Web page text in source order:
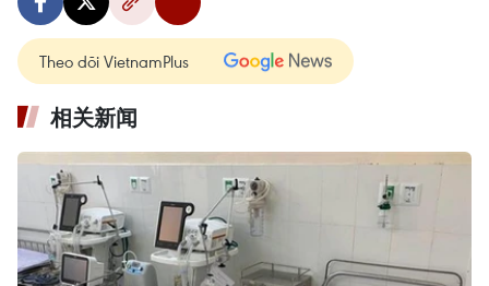
Theo dõi VietnamPlus
相关新闻